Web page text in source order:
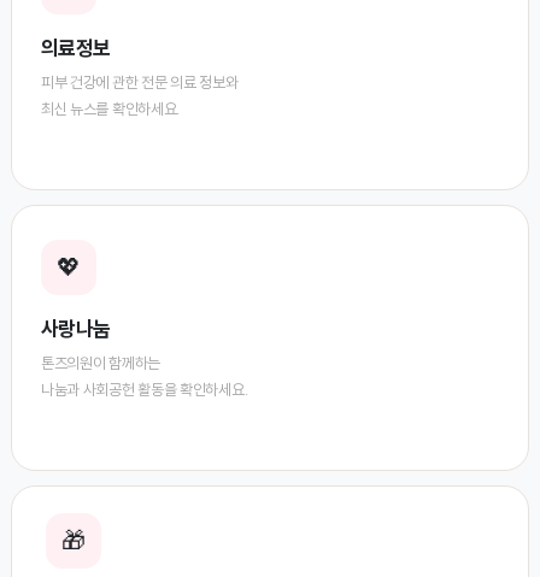
의료정보
피부 건강에 관한 전문 의료 정보와
최신 뉴스를 확인하세요.
💖
사랑나눔
톤즈의원이 함께하는
나눔과 사회공헌 활동을 확인하세요.
🎁